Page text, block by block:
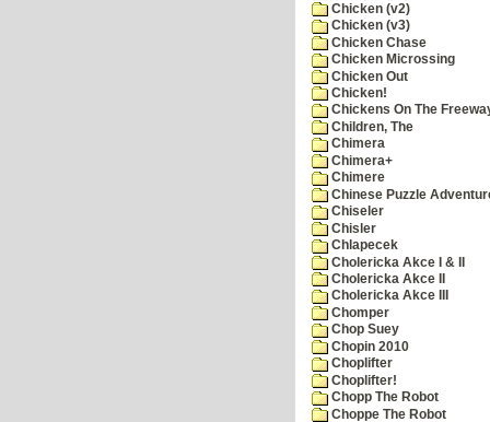
Chicken (v2)
Chicken (v3)
Chicken Chase
Chicken Microssing
Chicken Out
Chicken!
Chickens On The
Children, The
Chimera
Chimera+
Chimere
Chinese Puzzle
Chiseler
Chisler
Chlapecek
Cholericka Akce I & II
Cholericka Akce II
Cholericka Akce III
Chomper
Chop Suey
Chopin 2010
Choplifter
Choplifter!
Chopp The Robot
Choppe The Robot